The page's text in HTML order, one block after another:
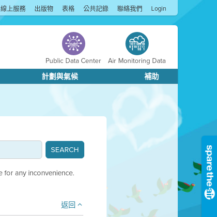
線上服務 出版物 表格 公共記錄 聯絡我們 Login
Public Data Center Air Monitoring Data
計劃與氣候 補助
for any inconvenience.
返回